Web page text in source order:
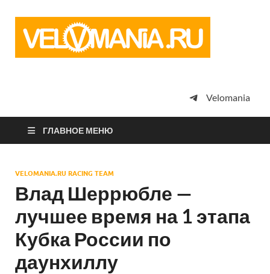
просто
Velomania
ГЛАВНОЕ МЕНЮ
VELOMANIA.RU RACING TEAM
Влад Шеррюбле —
лучшее время на 1 этапа
Кубка России по
даунхиллу